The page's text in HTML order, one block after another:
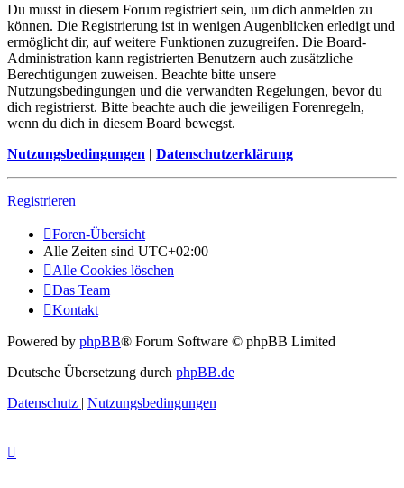
Du musst in diesem Forum registriert sein, um dich anmelden zu
können. Die Registrierung ist in wenigen Augenblicken erledigt und
ermöglicht dir, auf weitere Funktionen zuzugreifen. Die Board-
Administration kann registrierten Benutzern auch zusätzliche
Berechtigungen zuweisen. Beachte bitte unsere
Nutzungsbedingungen und die verwandten Regelungen, bevor du
dich registrierst. Bitte beachte auch die jeweiligen Forenregeln,
wenn du dich in diesem Board bewegst.
Nutzungsbedingungen | Datenschutzerklärung
Registrieren
Foren-Übersicht
Alle Zeiten sind UTC+02:00
Alle Cookies löschen
Das Team
Kontakt
Powered by phpBB® Forum Software © phpBB Limited
Deutsche Übersetzung durch phpBB.de
Datenschutz | Nutzungsbedingungen